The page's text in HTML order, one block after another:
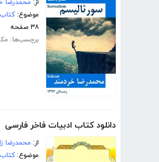
از: محمدرضا
موضوع:
۳۸ صفحه
برچسب‌ها:
دانلود کتاب ادبیات فاخر فارسی
از: محمدرضا
موضوع: